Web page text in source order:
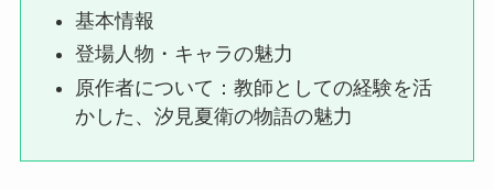
基本情報
登場人物・キャラの魅力
原作者について：教師としての経験を活
かした、汐見夏衛の物語の魅力